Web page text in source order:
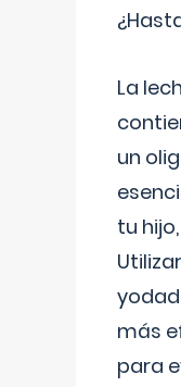
La
un
tu
más
para